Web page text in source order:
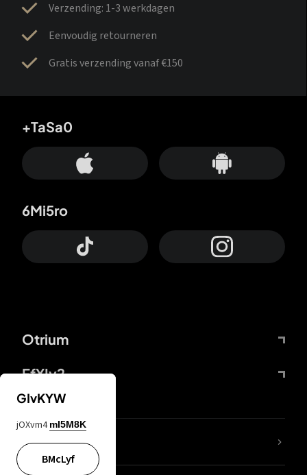
Verzending: 1-3 werkdagen
Eenvoudig retourneren
Gratis verzending vanaf €150
Otrium
FfYIy2
+TaSa0
6Mi5ro
KIjvtr
GIvKYW
jOXvm4 mI5M8K
BMcLyf